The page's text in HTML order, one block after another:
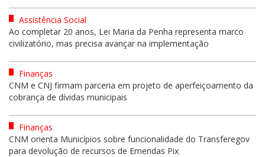
Assistência Social
Ao completar 20 anos, Lei Maria da Penha representa marco
civilizatório, mas precisa avançar na implementação
Finanças
CNM e CNJ firmam parceria em projeto de aperfeiçoamento da
cobrança de dívidas municipais
Finanças
CNM orienta Municípios sobre funcionalidade do Transferegov
para devolução de recursos de Emendas Pix